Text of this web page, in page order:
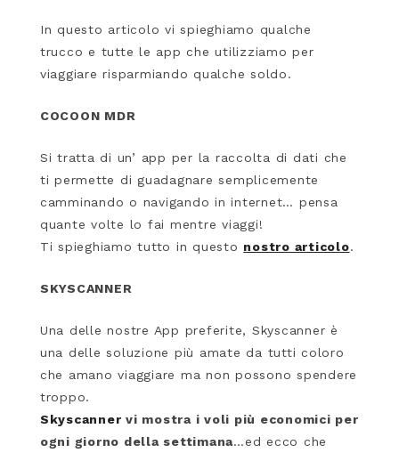
In questo articolo vi spieghiamo qualche
trucco e tutte le app che utilizziamo per
viaggiare risparmiando qualche soldo.
COCOON MDR
Si tratta di un’ app per la raccolta di dati che
ti permette di guadagnare semplicemente
camminando o navigando in internet… pensa
quante volte lo fai mentre viaggi!
Ti spieghiamo tutto in questo nostro articolo.
SKYSCANNER
Una delle nostre App preferite, Skyscanner è
una delle soluzione più amate da tutti coloro
che amano viaggiare ma non possono spendere
troppo.
Skyscanner vi mostra i voli più economici per
ogni giorno della settimana…ed ecco che